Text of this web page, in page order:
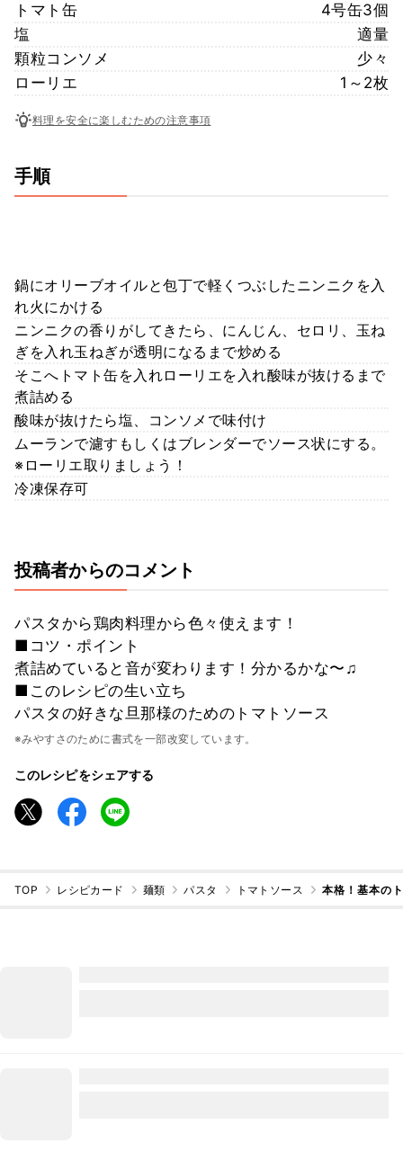
トマト缶
4号缶3個
塩
適量
顆粒コンソメ
少々
ローリエ
1～2枚
料理を安全に楽しむための注意事項
手順
鍋にオリーブオイルと包丁で軽くつぶしたニンニクを入
れ火にかける
ニンニクの香りがしてきたら、にんじん、セロリ、玉ね
ぎを入れ玉ねぎが透明になるまで炒める
そこへトマト缶を入れローリエを入れ酸味が抜けるまで
煮詰める
酸味が抜けたら塩、コンソメで味付け
ムーランで濾すもしくはブレンダーでソース状にする。
※ローリエ取りましょう！
冷凍保存可
投稿者からのコメント
パスタから鶏肉料理から色々使えます！
■コツ・ポイント
煮詰めていると音が変わります！分かるかな〜♫
■このレシピの生い立ち
パスタの好きな旦那様のためのトマトソース
※みやすさのために書式を一部改変しています。
このレシピをシェアする
TOP レシピカード 麺類 パスタ トマトソース 本格！基本の